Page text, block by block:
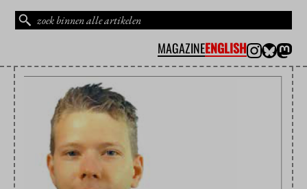
MAGAZINEENGLISH